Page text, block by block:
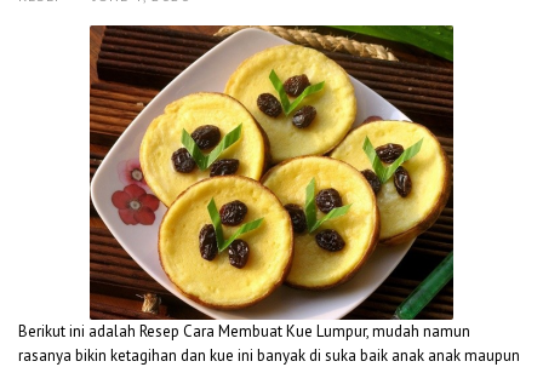
Berikut ini adalah Resep Cara Membuat Kue Lumpur, mudah namun
rasanya bikin ketagihan dan kue ini banyak di suka baik anak anak maupun